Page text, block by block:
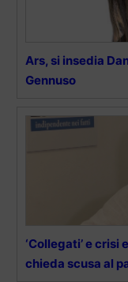
Ars, si insedia
Gennuso
‘Collegati’ e
chieda scusa al